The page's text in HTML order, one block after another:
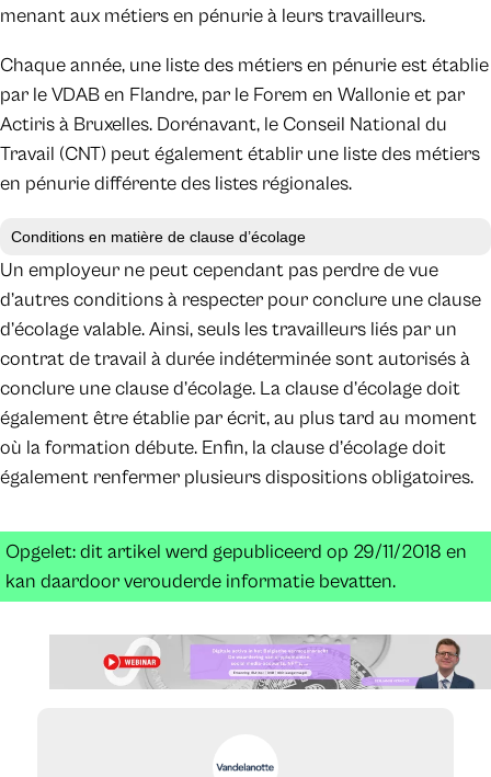
menant aux métiers en pénurie à leurs travailleurs.
Chaque année, une liste des métiers en pénurie est établie
par le VDAB en Flandre, par le Forem en Wallonie et par
Actiris à Bruxelles. Dorénavant, le Conseil National du
Travail (CNT) peut également établir une liste des métiers
en pénurie différente des listes régionales.
Conditions en matière de clause d’écolage
Un employeur ne peut cependant pas perdre de vue
d’autres conditions à respecter pour conclure une clause
d’écolage valable. Ainsi, seuls les travailleurs liés par un
contrat de travail à durée indéterminée sont autorisés à
conclure une clause d’écolage. La clause d’écolage doit
également être établie par écrit, au plus tard au moment
où la formation débute. Enfin, la clause d’écolage doit
également renfermer plusieurs dispositions obligatoires.
Opgelet: dit artikel werd gepubliceerd op 29/11/2018 en
kan daardoor verouderde informatie bevatten.